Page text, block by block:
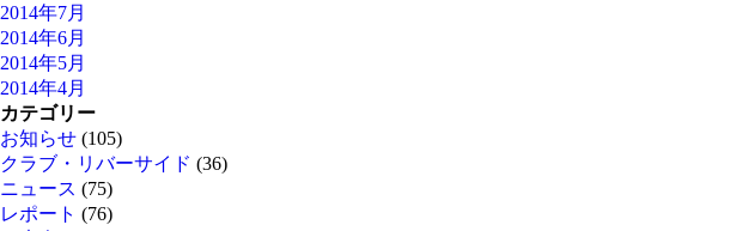
2014年7月
2014年6月
2014年5月
2014年4月
カテゴリー
お知らせ (105)
クラブ・リバーサイド (36)
ニュース (75)
レポート (76)